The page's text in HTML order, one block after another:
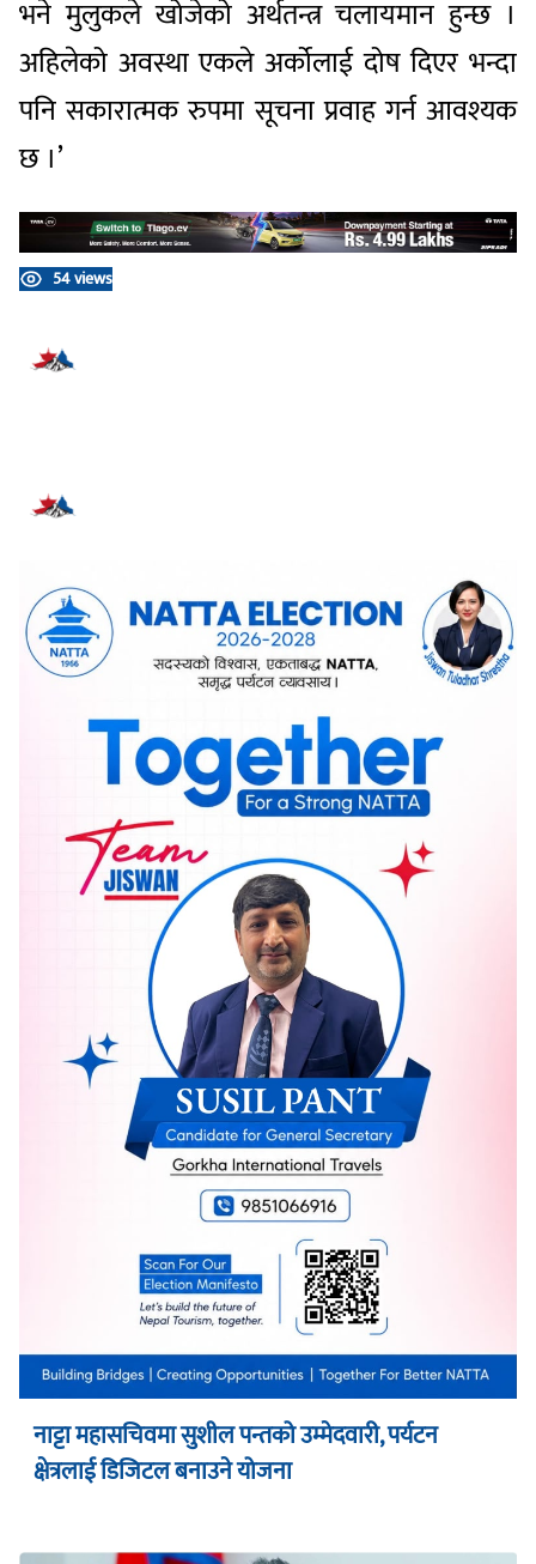
भने मुलुकले खोजेको अर्थतन्त्र चलायमान हुन्छ ।
अहिलेको अवस्था एकले अर्कोलाई दोष दिएर भन्दा
पनि सकारात्मक रुपमा सूचना प्रवाह गर्न आवश्यक
छ ।’
54 views
नाट्टा महासचिवमा सुशील पन्तको उम्मेदवारी, पर्यटन
क्षेत्रलाई डिजिटल बनाउने योजना